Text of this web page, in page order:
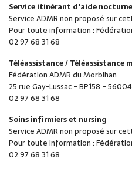
Service itinérant d'aide nocturne
Service ADMR non proposé sur
Pour toute information :
02 97 68 31 68
Téléassistance / Téléassistance
Fédération ADMR du Morbihan
25 rue Gay-Lussac - BP158 - 56004
02 97 68 31 68
Soins infirmiers et nursing
Service ADMR non proposé sur
Pour toute information :
02 97 68 31 68